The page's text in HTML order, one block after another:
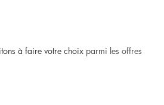
à faire votre choix parmi les offres